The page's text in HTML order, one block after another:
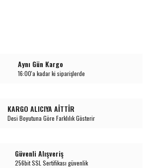
Aynı Gün Kargo
16:00'a kadar ki siparişlerde
KARGO ALICIYA AİTTİR
Desi Boyutuna Göre Farklılık Gösterir
Güvenli Alışveriş
256bit SSL Sertifikası güvenlik